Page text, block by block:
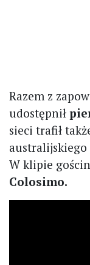
Razem z
udostępnił
sieci trafił
australijskiego
W klipie
Colosimo.